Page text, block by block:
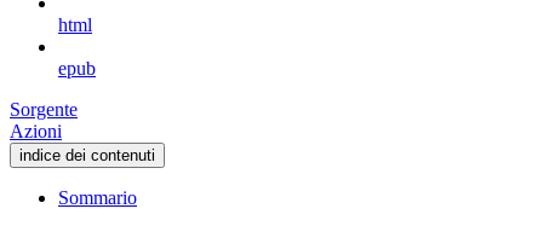
html
epub
Sorgente
Azioni
indice dei contenuti
Sommario